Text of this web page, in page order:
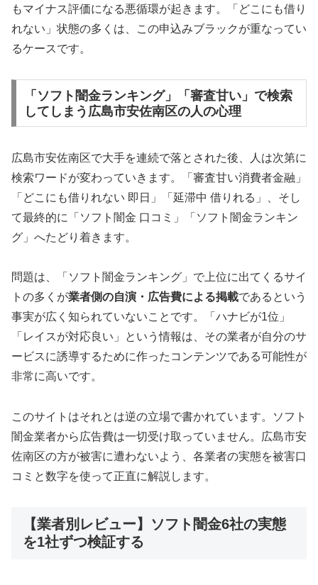
もマイナス評価になる悪循環が起きます。「どこにも借り
れない」状態の多くは、この申込みブラックが重なってい
るケースです。
「ソフト闇金ランキング」「審査甘い」で検索
してしまう広島市安佐南区の人の心理
広島市安佐南区で大手を連続で落とされた後、人は次第に
検索ワードが変わっていきます。「審査甘い消費者金融」
「どこにも借りれない 即日」「延滞中 借りれる」、そし
て最終的に「ソフト闇金 口コミ」「ソフト闇金ランキン
グ」へたどり着きます。
問題は、「ソフト闇金ランキング」で上位に出てくるサイ
トの多くが業者側の自演・広告費による掲載であるという
事実が広く知られていないことです。「ハナビが1位」
「レイスが対応良い」という情報は、その業者が自分のサ
ービスに誘導するために作ったコンテンツである可能性が
非常に高いです。
このサイトはそれとは逆の立場で書かれています。ソフト
闇金業者から広告費は一切受け取っていません。広島市安
佐南区の方が被害に遭わないよう、各業者の実態を被害口
コミと数字を使って正直に解説します。
【業者別レビュー】ソフト闇金6社の実態
を1社ずつ検証する